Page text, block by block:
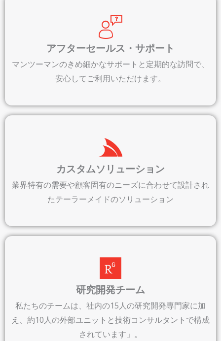
アフターセールス・サポート
マンツーマンのきめ細かなサポートと定期的な訪問で、
安心してご利用いただけます。
カスタムソリューション
業界特有の需要や顧客固有のニーズに合わせて設計され
たテーラーメイドのソリューション
研究開発チーム
私たちのチームは、社内の15人の研究開発専門家に加
え、約10人の外部ユニットと技術コンサルタントで構成
されています」。